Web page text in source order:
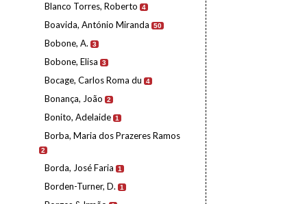
Blanco Torres, Roberto 4
Boavida, António Miranda 50
Bobone, A. 3
Bobone, Elisa 3
Bocage, Carlos Roma du 4
Bonança, João 2
Bonito, Adelaide 1
Borba, Maria dos Prazeres Ramos
2
Borda, José Faria 1
Borden-Turner, D. 1